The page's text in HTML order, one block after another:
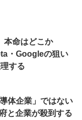
本命はどこか
・Googleの狙い
する
体企業」ではない
と企業が殺到する